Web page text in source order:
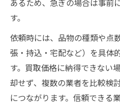
あるため、急ぎの場合は事前
す。
依頼時には、品物の種類や点
張・持込・宅配など）を具体
す。買取価格に納得できない
却せず、複数の業者を比較検
につながります。信頼できる